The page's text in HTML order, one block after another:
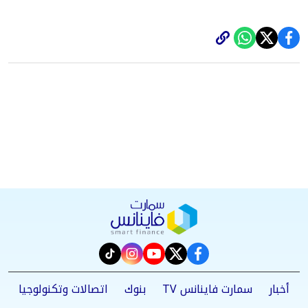
facebook
twitter
youtube
instagram
tiktok
أخبار
سمارت فاينانس TV بنوك اتصالات وتكنولوجيا